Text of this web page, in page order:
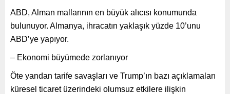
ABD, Alman mallarının en büyük alıcısı konumunda
bulunuyor. Almanya, ihracatın yaklaşık yüzde 10’unu
ABD’ye yapıyor.
– Ekonomi büyümede zorlanıyor
Öte yandan tarife savaşları ve Trump’ın bazı açıklamaları
küresel ticaret üzerindeki olumsuz etkilere ilişkin